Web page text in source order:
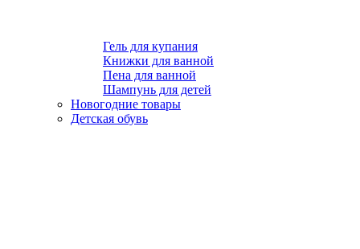
Гель для купания
Книжки для ванной
Пена для ванной
Шампунь для детей
Новогодние товары
Детская обувь